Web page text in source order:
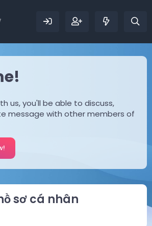
us, you'll be able to discuss,
message with other members of
sơ cá nhân